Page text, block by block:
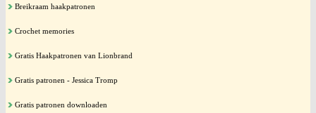
Breikraam haakpatronen
Crochet memories
Gratis Haakpatronen van Lionbrand
Gratis patronen - Jessica Tromp
Gratis patronen downloaden